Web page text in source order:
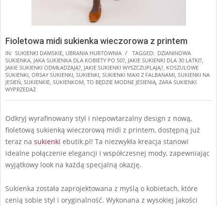
Fioletowa midi sukienka wieczorowa z printem
IN: SUKIENKI DAMSKIE UBRANIA HURTOWNIA TAGGED: DZIANINOWA
SUKIENKA JAKA SUKIENKA DLA KOBIETY PO 50? JAKIE SUKIENKI DLA 30 LATKI?
JAKIE SUKIENKI ODMŁADZAJĄ? JAKIE SUKIENKI WYSZCZUPLAJĄ? KOSZULOWE
SUKIENKI ORSAY SUKIENKI SUKIENKI SUKIENKI MAXI Z FALBANAMI SUKIENKI NA
JESIEŃ SUKIENKIE SUKIENKOM TO BĘDZIE MODNE JESIENIĄ ZARA SUKIENKI
WYPRZEDAŻ
Odkryj wyrafinowany styl i niepowtarzalny design z nową,
fioletową sukienką wieczorową midi z printem, dostępną już
teraz na sukienki ebutik.pl! Ta niezwykła kreacja stanowi
idealne połączenie elegancji i współczesnej mody, zapewniając
wyjątkowy look na każdą specjalną okazję.
Sukienka została zaprojektowana z myślą o kobietach, które
cenią sobie styl i oryginalność. Wykonana z wysokiej jakości